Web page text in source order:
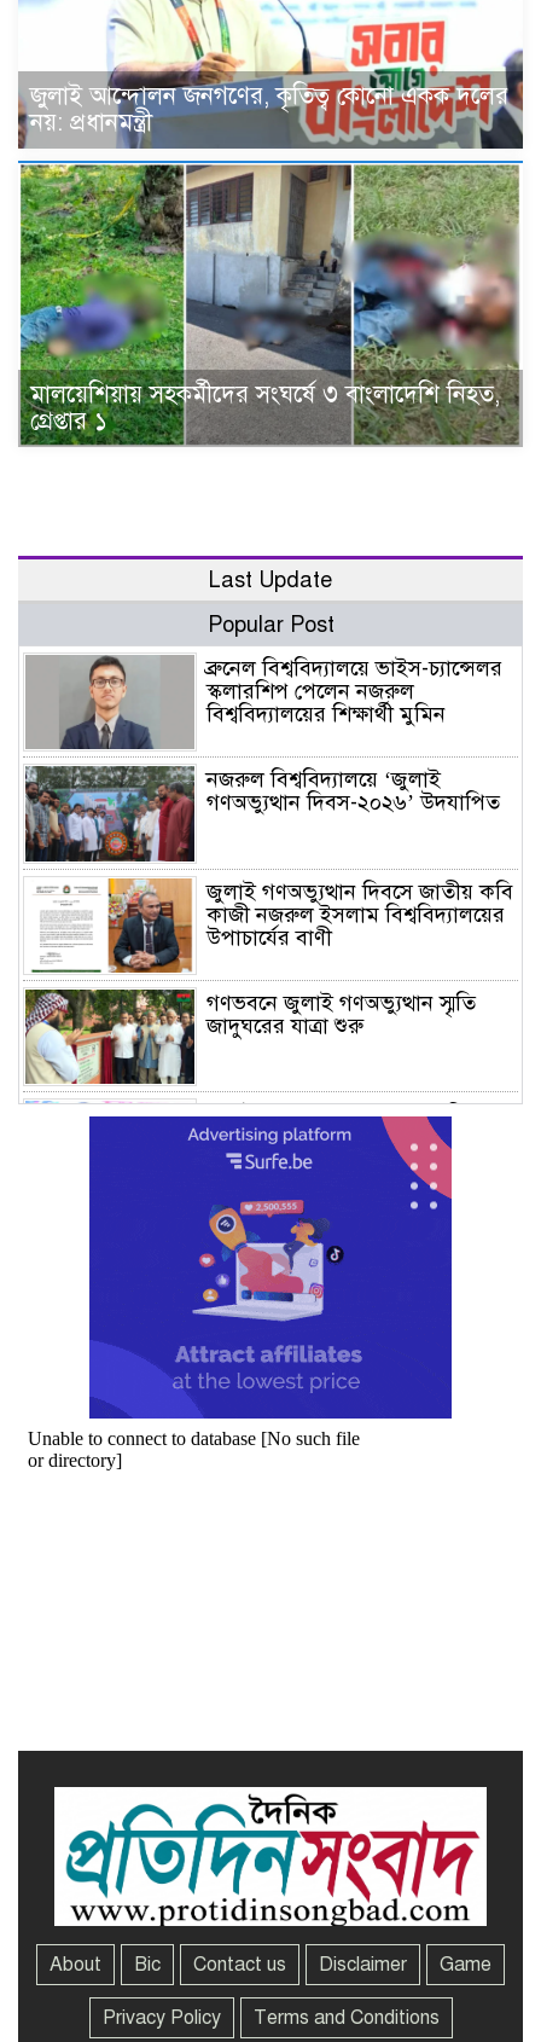
জুলাই আন্দোলন জনগণের, কৃতিত্ব কোনো একক দলের
নয়: প্রধানমন্ত্রী
মালয়েশিয়ায় সহকর্মীদের সংঘর্ষে ৩ বাংলাদেশি নিহত,
গ্রেপ্তার ১
Last Update
Popular Post
ব্রুনেল বিশ্ববিদ্যালয়ে ভাইস-চ্যান্সেলর
স্কলারশিপ পেলেন নজরুল
বিশ্ববিদ্যালয়ের শিক্ষার্থী মুমিন
নজরুল বিশ্ববিদ্যালয়ে ‘জুলাই
গণঅভ্যুত্থান দিবস-২০২৬’ উদযাপিত
জুলাই গণঅভ্যুত্থান দিবসে জাতীয় কবি
কাজী নজরুল ইসলাম বিশ্ববিদ্যালয়ের
উপাচার্যের বাণী
গণভবনে জুলাই গণঅভ্যুত্থান স্মৃতি
জাদুঘরের যাত্রা শুরু
জুলাই আন্দোলন জনগণের, কৃতিত্ব
কোনো একক দলের নয়: প্রধানমন্ত্রী
মালয়েশিয়ায় সহকর্মীদের সংঘর্ষে ৩
বাংলাদেশি নিহত, গ্রেপ্তার ১
রক্ষা করতে হবে : প্রধানমন্ত্রী
সাভারে এমপি ও তাঁর স্ত্রীকে
About Bic Contact us Disclaimer Game
Privacy Policy Terms and Conditions